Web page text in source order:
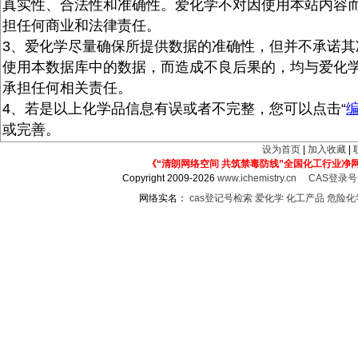
真实性、合法性和准确性。爱化学不对因使用本站内容
担任何商业和法律责任。
3、爱化学尽量确保所提供数据的准确性，但并不承诺
使用本数据库中的数据，而造成不良后果的，均与爱化
承担任何相关责任。
4、若是以上化学品信息有误或者不完整，您可以点击“
或完善。
设为首页 加入收藏
《“清朗网络空间 共筑禁毒防线”全国化工行业净
Copyright 2009-2026www.ichemistry.cn
CAS登录
网络实名： cas登记号检索 爱化学 化工产品 危险化